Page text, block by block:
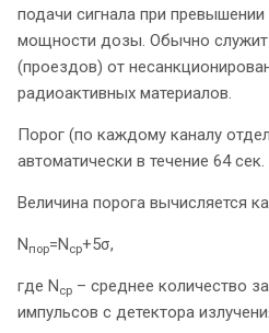
подачи сигнала при превышении
мощности дозы. Обычно
(проездов) от
радиоактивных материалов.
Порог (по каждому каналу
автоматически в течение 64
Величина порога вычисляется
Nпор=Nср+5σ,
где Nср – среднее количество
импульсов с детектора